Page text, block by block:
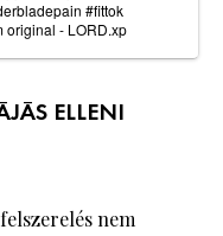
#fittok
original - LORD.xp
ELLENI
nem